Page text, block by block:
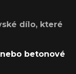
dílo, které
betonové